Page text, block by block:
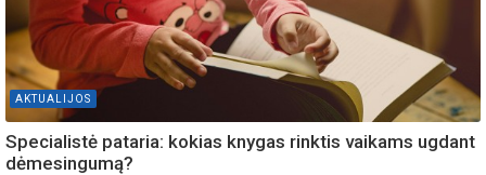
AKTUALIJOS
Specialistė pataria: kokias knygas rinktis vaikams ugdant
dėmesingumą?